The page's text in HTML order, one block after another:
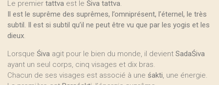
Le premier tattva est le Śiva tattva.
Il est le suprême des suprêmes, l’omniprésent, l’éternel, le très
subtil. Il est si subtil qu’il ne peut être vu que par les yogis et les
dieux.
Lorsque Śiva agit pour le bien du monde, il devient SadaŚiva
ayant un seul corps, cinq visages et dix bras.
Chacun de ses visages est associé à une śakti, une énergie.